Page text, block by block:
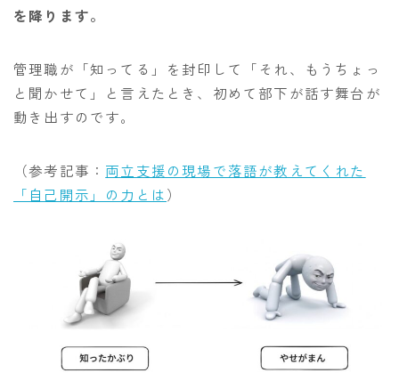
を降ります。
管理職が「知ってる」を封印して「それ、もうちょっ
と聞かせて」と言えたとき、初めて部下が話す舞台が
動き出すのです。
（参考記事： 両立支援の現場で落語が教えてくれた
「自己開示」の力とは）